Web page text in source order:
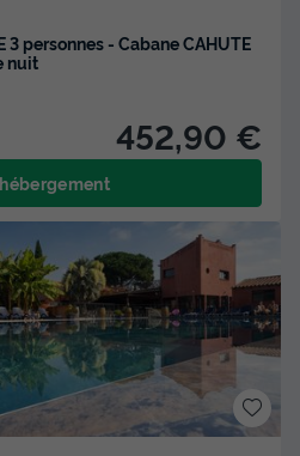
3 personnes - Cabane CAHUTE
nuit
452,90 €